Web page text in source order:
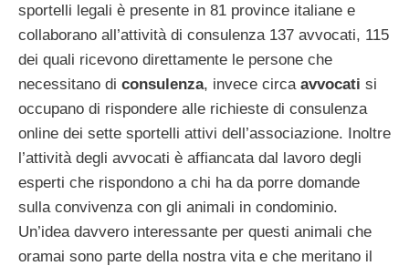
sportelli legali è presente in 81 province italiane e
collaborano all’attività di consulenza 137 avvocati, 115
dei quali ricevono direttamente le persone che
necessitano di consulenza, invece circa avvocati si
occupano di rispondere alle richieste di consulenza
online dei sette sportelli attivi dell’associazione. Inoltre
l’attività degli avvocati è affiancata dal lavoro degli
esperti che rispondono a chi ha da porre domande
sulla convivenza con gli animali in condominio.
Un’idea davvero interessante per questi animali che
oramai sono parte della nostra vita e che meritano il